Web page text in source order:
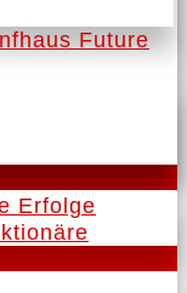
Future
Erfolge